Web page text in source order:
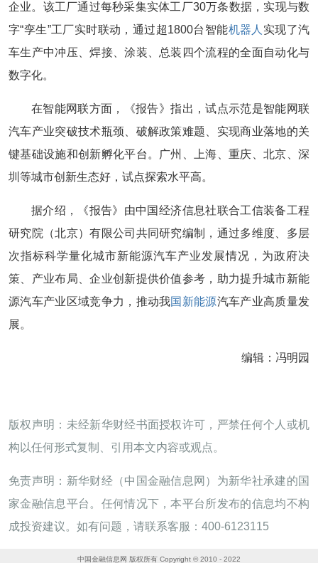
企业。该工厂通过每秒采集实体工厂30万条数据，实现与数
字“孪生”工厂实时联动，通过超1800台智能机器人 实现了汽
车生产中冲压、焊接、涂装、总装四个流程的全面自动化与
数字化。
在智能网联方面，《报告》指出，试点示范是智能网联
汽车产业突破技术瓶颈、破解政策难题、实现商业落地的关
键基础设施和创新孵化平台。广州、上海、重庆、北京、深
圳等城市创新生态好，试点探索水平高。
据介绍，《报告》由中国经济信息社联合工信装备工程
研究院（北京）有限公司共同研究编制，通过多维度、多层
次指标科学量化城市新能源汽车产业发展情况，为政府决
策、产业布局、企业创新提供价值参考，助力提升城市新能
源汽车产业区域竞争力，推动我国新能源汽车产业高质量发
展。
编辑：冯明园
版权声明：未经新华财经书面授权许可，严禁任何个人或机
构以任何形式复制、引用本文内容或观点。
免责声明：新华财经（中国金融信息网）为新华社承建的国
家金融信息平台。任何情况下，本平台所发布的信息均不构
成投资建议。如有问题，请联系客服：400-6123115
中国金融信息网 版权所有 Copyright © 2010 - 2022